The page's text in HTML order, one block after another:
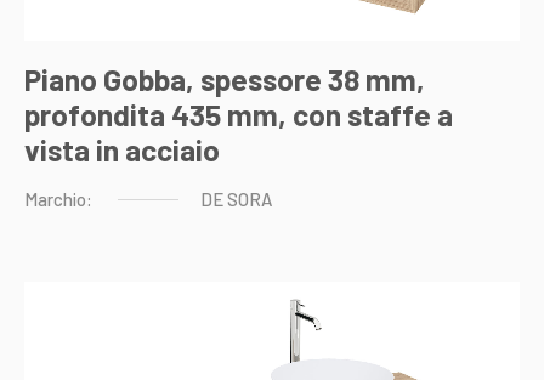
Piano Gobba, spessore 38 mm,
profondita 435 mm, con staffe a
vista in acciaio
Marchio: DESORA